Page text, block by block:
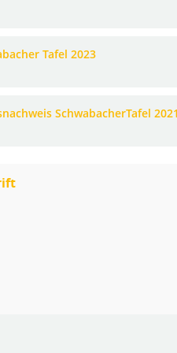
Tafel 2023
SchwabacherTafel